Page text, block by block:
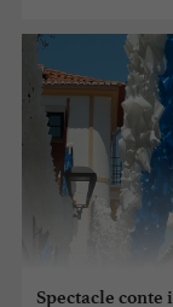
Spectacle